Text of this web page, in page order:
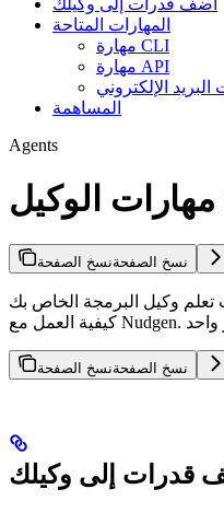
المهارات المتاحة
مهارة CLI
مهارة API
الإلكتروني
المساهمة
Agents
نسخ الصفحةنسخ الصفحة
تعلم وكيل البرمجة الخاص بك
نسخ الصفحةنسخ الصفحة
قدرات إلى وكيلك